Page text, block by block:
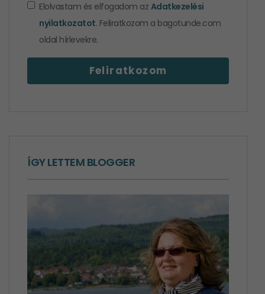
Elolvastam és elfogadom az Adatkezelési
nyilatkozatot. Feliratkozom a bagotunde.com
oldal hírlevekre.
ÍGY LETTEM BLOGGER